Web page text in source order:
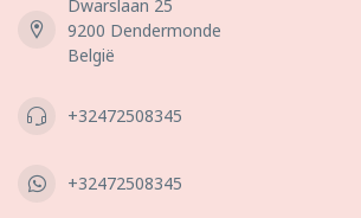
Dwarslaan 25
9200 Dendermonde
België
+32472508345
+32472508345